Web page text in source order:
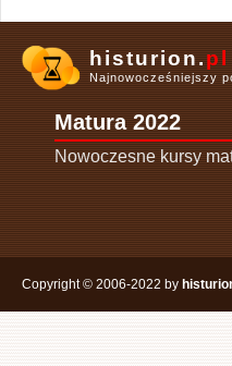
histurion.pl
Najnowocześniejszy
Matura 2022
Nowoczesne kursy
Copyright © 2006-2022 by